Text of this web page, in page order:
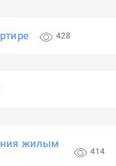
428
жилым
414